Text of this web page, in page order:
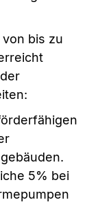
bis zu
5% bei